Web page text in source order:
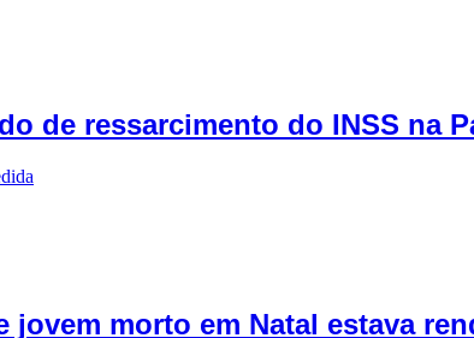
de ressarcimento do INSS na
morto em Natal estava